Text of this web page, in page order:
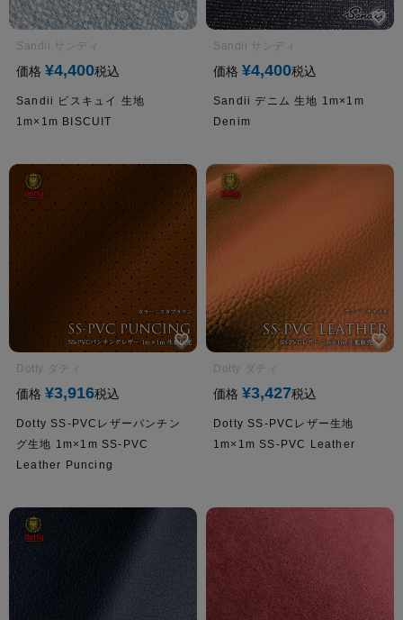
Sandii サンディ
価格 ¥4,400税込
Sandii ビスキュイ 生地
1m×1m BISCUIT
Sandii サンディ
価格 ¥4,400税込
Sandii デニム 生地 1m×1m
Denim
Dotty ダティ
価格 ¥3,916税込
Dotty SS-PVCレザーパンチン
グ生地 1m×1m SS-PVC
Leather Puncing
Dotty ダティ
価格 ¥3,427税込
Dotty SS-PVCレザー生地
1m×1m SS-PVC Leather